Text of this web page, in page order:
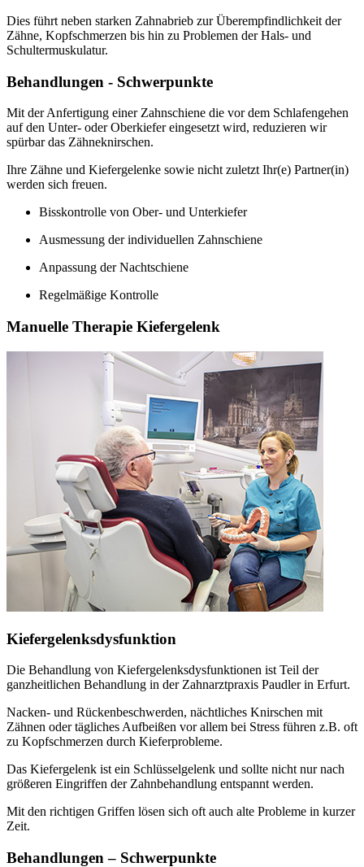
Dies führt neben starken Zahnabrieb zur Überempfindlichkeit der
Zähne, Kopfschmerzen bis hin zu Problemen der Hals- und
Schultermuskulatur.
Behandlungen - Schwerpunkte
Mit der Anfertigung einer Zahnschiene die vor dem Schlafengehen
auf den Unter- oder Oberkiefer eingesetzt wird, reduzieren wir
spürbar das Zähneknirschen.
Ihre Zähne und Kiefergelenke sowie nicht zuletzt Ihr(e) Partner(in)
werden sich freuen.
Bisskontrolle von Ober- und Unterkiefer
Ausmessung der individuellen Zahnschiene
Anpassung der Nachtschiene
Regelmäßige Kontrolle
Manuelle Therapie Kiefergelenk
Kiefergelenksdysfunktion
Die Behandlung von Kiefergelenksdysfunktionen ist Teil der
ganzheitlichen Behandlung in der Zahnarztpraxis Paudler in Erfurt.
Nacken- und Rückenbeschwerden, nächtliches Knirschen mit
Zähnen oder tägliches Aufbeißen vor allem bei Stress führen z.B. oft
zu Kopfschmerzen durch Kieferprobleme.
Das Kiefergelenk ist ein Schlüsselgelenk und sollte nicht nur nach
größeren Eingriffen der Zahnbehandlung entspannt werden.
Mit den richtigen Griffen lösen sich oft auch alte Probleme in kurzer
Zeit.
Behandlungen – Schwerpunkte